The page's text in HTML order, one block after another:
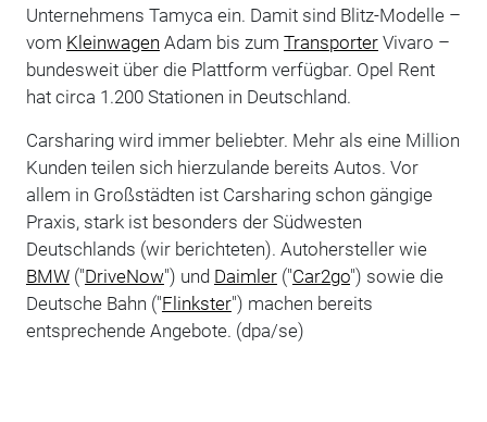
Unternehmens Tamyca ein. Damit sind Blitz-Modelle –
vom Kleinwagen Adam bis zum TransporterVivaro –
bundesweit über die Plattform verfügbar. Opel Rent
hat circa 1.200 Stationen in Deutschland.
Carsharing wird immer beliebter. Mehr als eine Million
Kunden teilen sich hierzulande bereits Autos. Vor
allem in Großstädten ist Carsharing schon gängige
Praxis, stark ist besonders der Südwesten
Deutschlands (wir berichteten). Autohersteller wie
BMW("DriveNow") und Daimler("Car2go") sowie die
Deutsche Bahn ("Flinkster") machen bereits
entsprechende Angebote. (dpa/se)